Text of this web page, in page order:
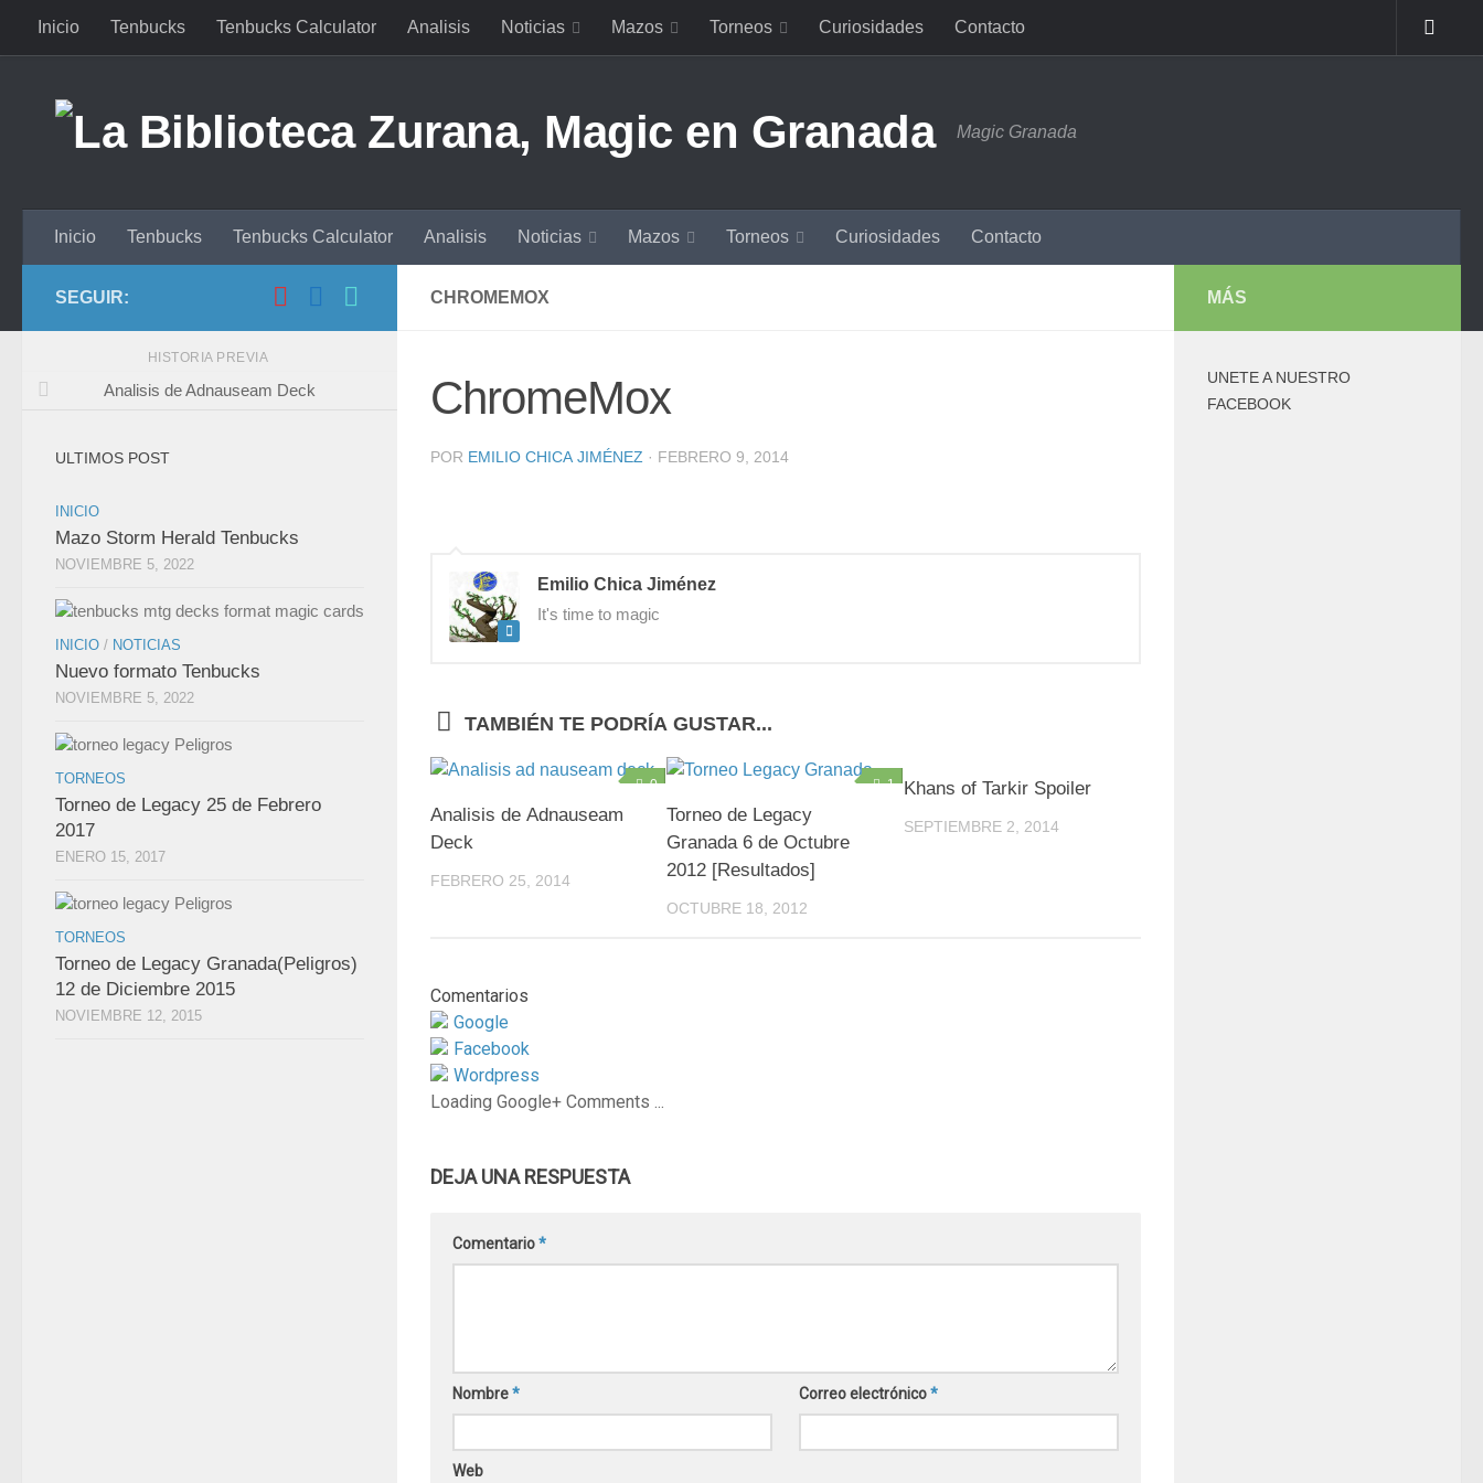
Saltar al contenido
Inicio Tenbucks Tenbucks Calculator Analisis Noticias Mazos Torneos Curiosidades Contacto
Magic Granada
Inicio Tenbucks Tenbucks Calculator Analisis Noticias Mazos Torneos Curiosidades Contacto
CHROMEMOX
ChromeMox
POR EMILIO CHICA JIMÉNEZ · FEBRERO 9, 2014
Emilio Chica Jiménez
It's time to magic
TAMBIÉN TE PODRÍA GUSTAR...
0
Analisis de Adnauseam
Deck
FEBRERO 25, 2014
1
Torneo de Legacy
Granada 6 de Octubre
2012 [Resultados]
OCTUBRE 18, 2012
Khans of Tarkir Spoiler
SEPTIEMBRE 2, 2014
Comentarios
Google
Facebook
Wordpress
Loading Google+ Comments ...
DEJA UNA RESPUESTA
Comentario*
Nombre* Correo electrónico*
Web
SEGUIR:
HISTORIA PREVIA
Analisis de Adnauseam Deck
ULTIMOS POST
INICIO
Mazo Storm Herald Tenbucks
NOVIEMBRE 5, 2022
INICIO / NOTICIAS
Nuevo formato Tenbucks
NOVIEMBRE 5, 2022
TORNEOS
Torneo de Legacy 25 de Febrero
2017
ENERO 15, 2017
TORNEOS
Torneo de Legacy Granada(Peligros)
12 de Diciembre 2015
NOVIEMBRE 12, 2015
MÁS
UNETE A NUESTRO
FACEBOOK